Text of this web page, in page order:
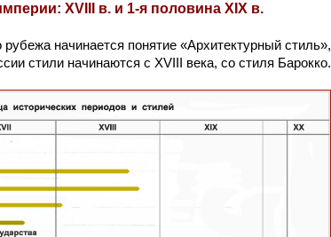
XVIII в. и 1-я половина XIX в.
рубежа начинается понятие «Архитектурный стиль»,
стили начинаются с XVIII века, со стиля Барокко.